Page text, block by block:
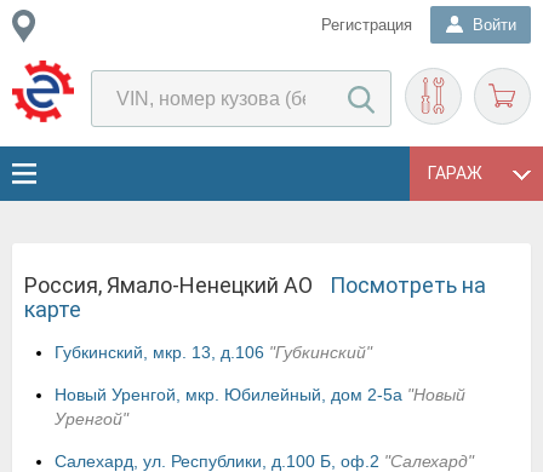
Регистрация Войти
ГАРАЖ
Россия, Ямало-Ненецкий АО
Посмотреть на
карте
Губкинский, мкр. 13, д.106 "Губкинский"
Новый Уренгой, мкр. Юбилейный, дом 2-5а "Новый
Уренгой"
Салехард, ул. Республики, д.100 Б, оф.2 "Салехард"